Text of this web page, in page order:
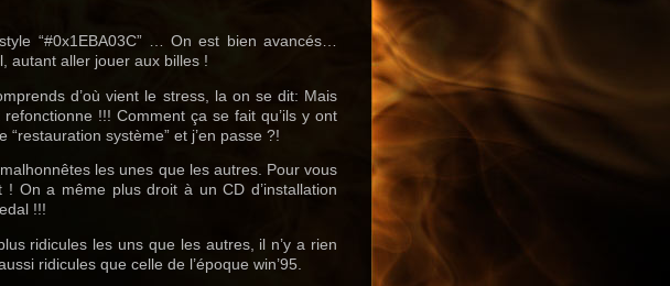
“#0x1EBA03C” … On est bien avancés…
autant aller jouer aux billes !
d’où vient le stress, la on se dit: Mais
!!! Comment ça se fait qu’ils y ont
système” et j’en passe ?!
les unes que les autres. Pour vous
On a même plus droit à un CD d’installation
!!!
ridicules les uns que les autres, il n’y a rien
ridicules que celle de l’époque win’95.